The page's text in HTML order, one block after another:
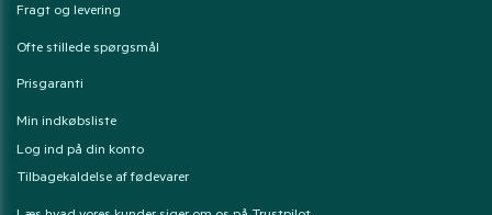
Fragt og levering
Ofte stillede spørgsmål
Prisgaranti
Min indkøbsliste
Log ind på din konto
Tilbagekaldelse af fødevarer